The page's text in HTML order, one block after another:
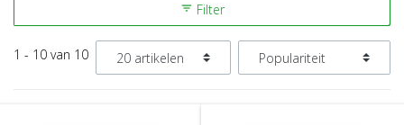
filter_list Filter
1 - 10 van 10